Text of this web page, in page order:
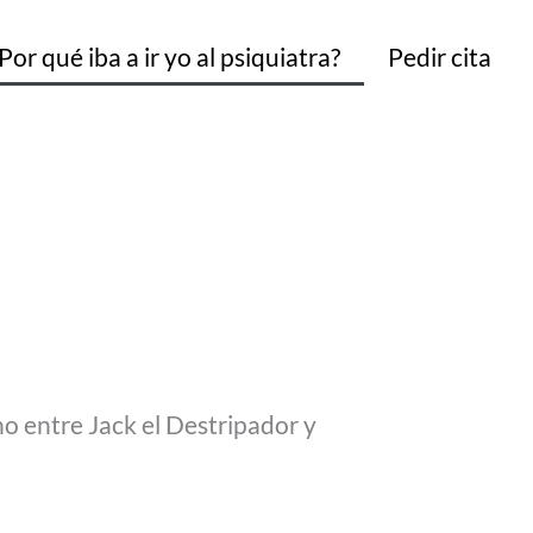
qué iba a ir yo al psiquiatra? Pedir cita
entre Jack el Destripador y